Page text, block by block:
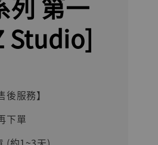
列 第一
Studio]
服務】
下單